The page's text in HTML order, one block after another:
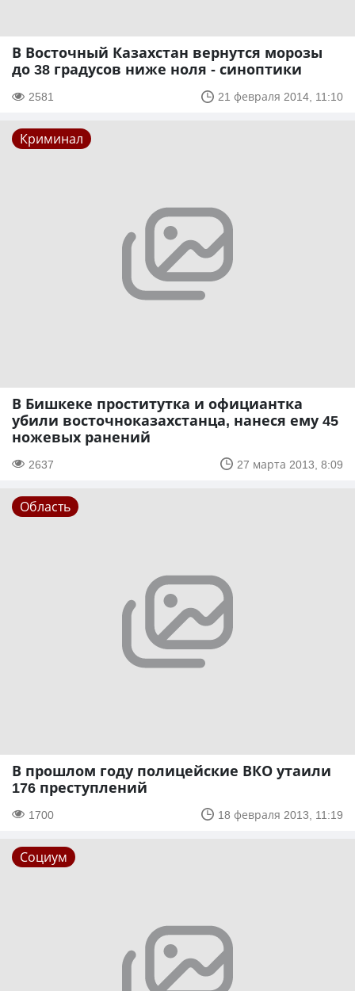
В Восточный Казахстан вернутся морозы
до 38 градусов ниже ноля - синоптики
2581 21 февраля 2014, 11:10
Криминал
В Бишкеке проститутка и официантка
убили восточноказахстанца, нанеся ему 45
ножевых ранений
2637 27 марта 2013, 8:09
Область
В прошлом году полицейские ВКО утаили
176 преступлений
1700 18 февраля 2013, 11:19
Социум